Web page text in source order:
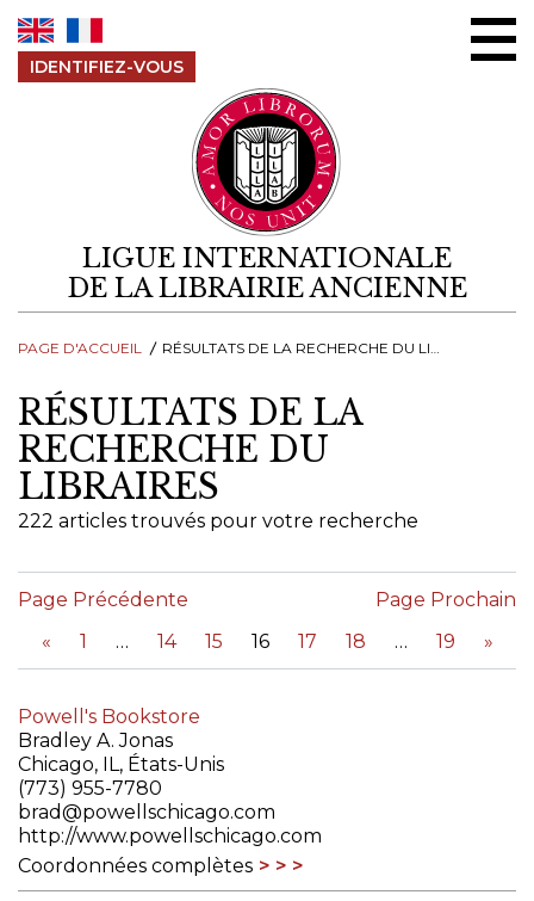
IDENTIFIEZ-VOUS
LIGUE INTERNATIONALE
DE LA LIBRAIRIE ANCIENNE
PAGE D'ACCUEIL RÉSULTATS DE LA RECHERCHE DU LIBRAIRES
RÉSULTATS DE LA
RECHERCHE DU
LIBRAIRES
222 articles trouvés pour votre recherche
Page Précédente
«
1 14 15 16 17 18 19 »
Page Prochain
Powell's Bookstore
Bradley A. Jonas
Chicago, IL, États-Unis
(773) 955-7780
brad@powellschicago.com
http://www.powellschicago.com
Coordonnées complètes